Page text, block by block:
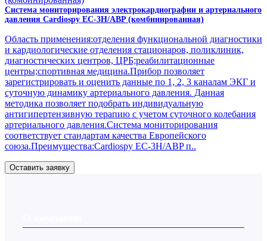
Система мониторирования электрокардиографии и артериального
давления Cardiospy EC-3H/ABP (комбинированная)
Область применения:отделения функциональной диагностики
и кардиологические отделения стационаров, поликлиник,
диагностических центров, ЦРБ;реабилитационные
центры;спортивная медицина.Прибор позволяет
зарегистрировать и оценить данные по 1, 2, 3 каналам ЭКГ и
суточную динамику артериального давления. Данная
методика позволяет подобрать индивидуальную
антигипертензивную терапию с учетом суточного колебания
артериального давления.Система мониторирования
соответствует стандартам качества Европейского
союза.Преимущества:Cardiospy EC-3H/ABP п..
Оставить заявку